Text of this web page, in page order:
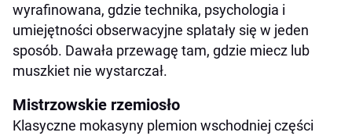
wyrafinowana, gdzie technika, psychologia i
umiejętności obserwacyjne splatały się w jeden
sposób. Dawała przewagę tam, gdzie miecz lub
muszkiet nie wystarczał.
Mistrzowskie rzemiosło
Klasyczne mokasyny plemion wschodniej części